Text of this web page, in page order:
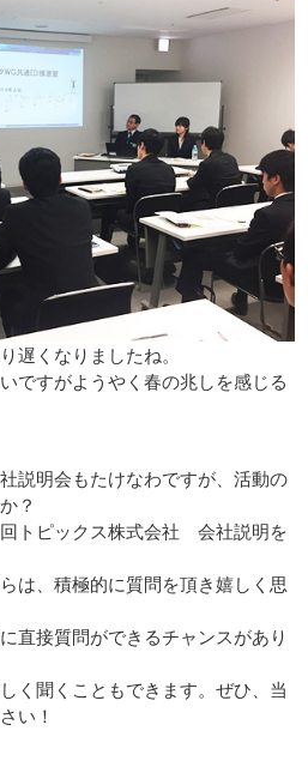
遅くなりましたね。
ですがようやく春の兆しを感じる
説明会もたけなわですが、活動の
？
トピックス株式会社 会社説明を
は、積極的に質問を頂き嬉しく思
直接質問ができるチャンスがあり
く聞くこともできます。ぜひ、当
い！